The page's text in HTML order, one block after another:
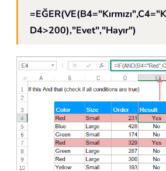
D4>200),"Evet","Hayır")